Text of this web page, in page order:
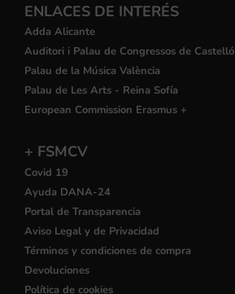
ENLACES DE INTERÉS
Adda Alicante
Auditori i Palau de Congressos de Castelló
Palau de la Música València
Palau de Les Arts - Reina Sofía
European Commission Erasmus +
+ FSMCV
Covid 19
Ayuda DANA-24
Portal de Transparencia
Aviso Legal y de Privacidad
Términos y condiciones de compra
Devoluciones
Política de cookies